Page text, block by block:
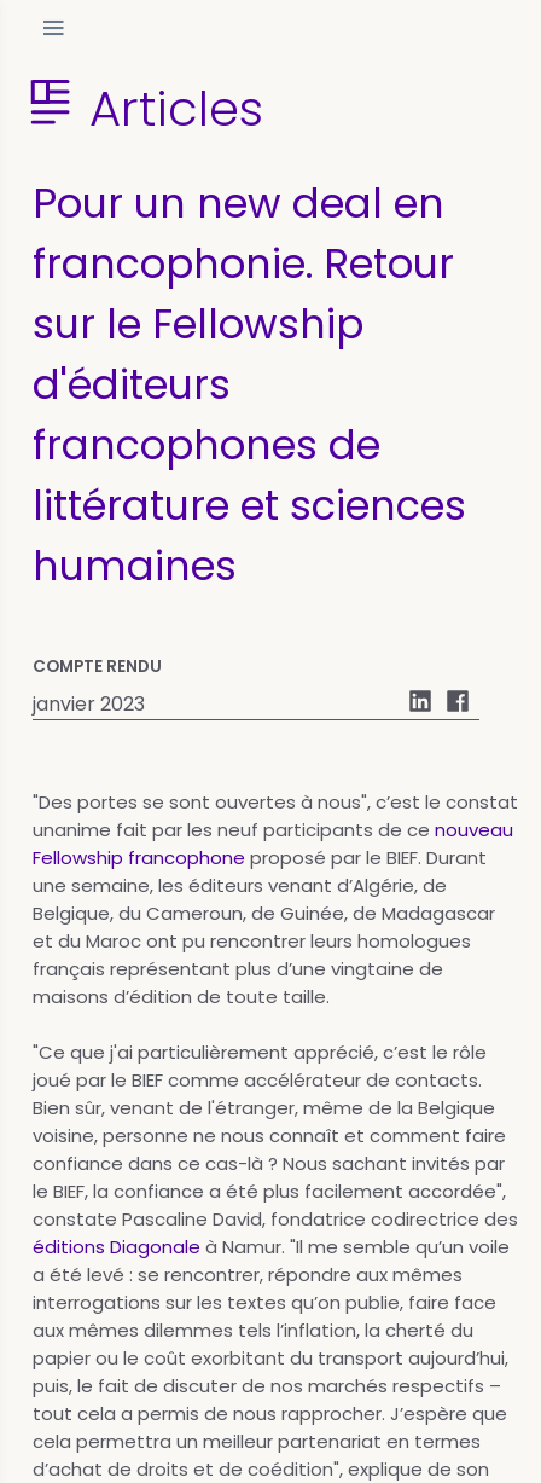
Articles
Pour un new deal en
francophonie. Retour
sur le Fellowship
d'éditeurs
francophones de
littérature et sciences
humaines
COMPTE RENDU
janvier 2023
"Des portes se sont ouvertes à nous", c’est le constat
unanime fait par les neuf participants de ce nouveau
Fellowship francophone proposé par le BIEF. Durant
une semaine, les éditeurs venant d’Algérie, de
Belgique, du Cameroun, de Guinée, de Madagascar
et du Maroc ont pu rencontrer leurs homologues
français représentant plus d’une vingtaine de
maisons d’édition de toute taille.
"Ce que j'ai particulièrement apprécié, c’est le rôle
joué par le BIEF comme accélérateur de contacts.
Bien sûr, venant de l'étranger, même de la Belgique
voisine, personne ne nous connaît et comment faire
confiance dans ce cas-là ? Nous sachant invités par
le BIEF, la confiance a été plus facilement accordée",
constate Pascaline David, fondatrice codirectrice des
éditions Diagonale à Namur. "Il me semble qu’un voile
a été levé : se rencontrer, répondre aux mêmes
interrogations sur les textes qu’on publie, faire face
aux mêmes dilemmes tels l’inflation, la cherté du
papier ou le coût exorbitant du transport aujourd’hui,
puis, le fait de discuter de nos marchés respectifs –
tout cela a permis de nous rapprocher. J’espère que
cela permettra un meilleur partenariat en termes
d’achat de droits et de coédition", explique de son